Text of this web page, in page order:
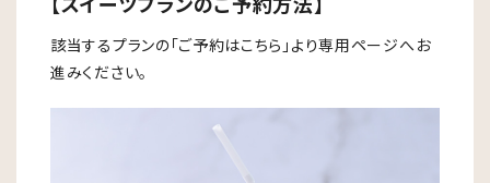
該当するプランの「ご予約はこちら」より専用ページへお
進みください。